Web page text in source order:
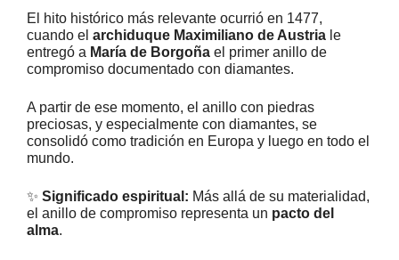
El hito histórico más relevante ocurrió en 1477,
cuando el archiduque Maximiliano de Austria le
entregó a María de Borgoña el primer anillo de
compromiso documentado con diamantes.
A partir de ese momento, el anillo con piedras
preciosas, y especialmente con diamantes, se
consolidó como tradición en Europa y luego en todo el
mundo.
✨ Significado espiritual: Más allá de su materialidad,
el anillo de compromiso representa un pacto del
alma.